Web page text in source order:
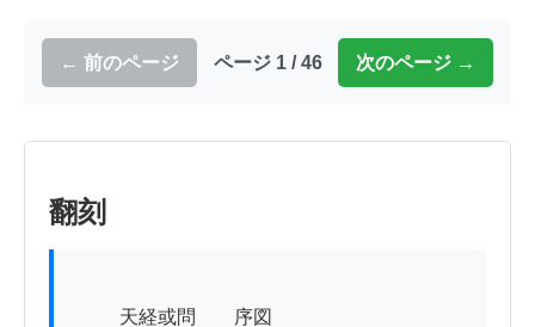
← 前のページ ページ 1 / 46 次のページ →
翻刻